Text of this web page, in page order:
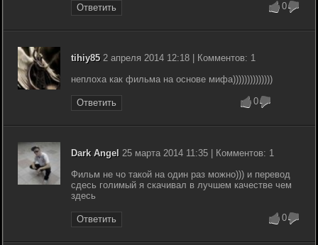
Ответить 0
tihiy852 апреля 2014 12:18 | Комментов: 1
неплоха как фильма на основе мифа))))))))))))))
Ответить 0
Dark Angel 25 марта 2014 11:35 | Комментов: 1
Фильм не чо такой на один раз можно))) и перевод
сдесь голимый я скачивал в лучшем качестве чем
здесь
Ответить 0